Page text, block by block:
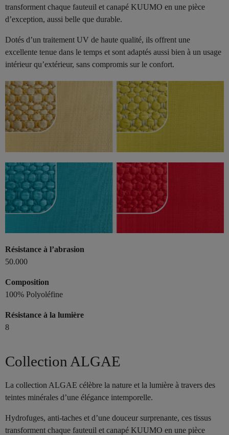
transforment chaque fauteuil et canapé KUUMO en une pièce
d’exception, aussi belle que durable.
Dotés d’un traitement UV de haute qualité, ils offrent une
excellente tenue dans le temps et sont adaptés aussi bien à un usage
intérieur qu’extérieur, sans compromis sur le confort.
Résistance à l’abrasion
50.000
Composition
100% Polyoléfine
Résistance à la lumière
8
Collection ALGAE
La collection ALGAE célèbre la nature et la lumière à travers des
teintes minérales d’une élégance intemporelle.
Hydrofuges, anti-taches et d’une douceur surprenante, ces tissus
transforment chaque fauteuil et canapé KUUMO en une pièce